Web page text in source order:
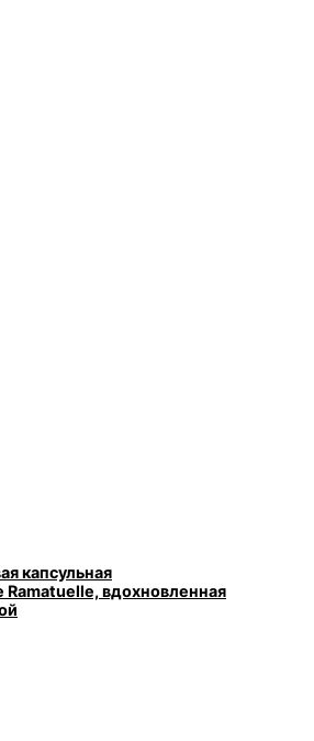
капсульная
Ramatuelle, вдохновленная